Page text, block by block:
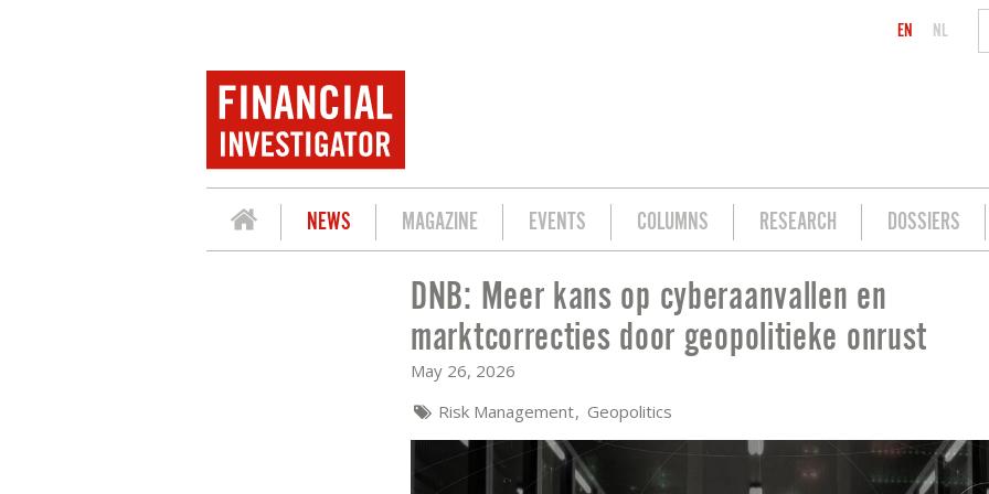
EN NL
NEWS MAGAZINE EVENTS COLUMNS RESEARCH DOSSIERS
DNB: MEER KANS OP CYBERAANVALLEN EN MARKTCORRECTIES DOOR
DNB: Meer kans op cyberaanvallen en
marktcorrecties door geopolitieke onrust
May 26, 2026
Risk Management Geopolitics